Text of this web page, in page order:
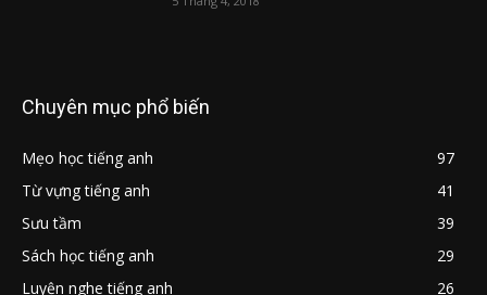
Chuyên mục phổ biến
Mẹo học tiếng anh
97
Từ vựng tiếng anh
41
Sưu tầm
39
Sách học tiếng anh
29
Luyện nghe tiếng anh
26